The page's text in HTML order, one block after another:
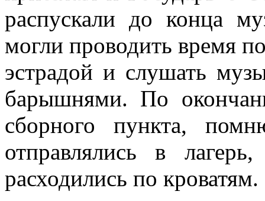
распускали до конца
могли проводить время
эстрадой и слушать
барышнями. По
сборного пункта,
отправлялись в
расходились по кроватям.